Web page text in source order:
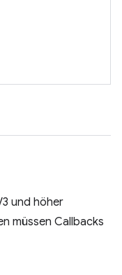
und höher
müssen Callbacks